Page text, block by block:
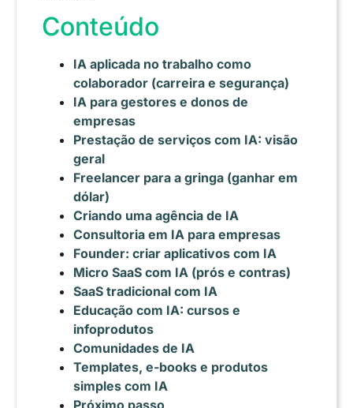
Conteúdo
IA aplicada no trabalho como
colaborador (carreira e segurança)
IA para gestores e donos de
empresas
Prestação de serviços com IA: visão
geral
Freelancer para a gringa (ganhar em
dólar)
Criando uma agência de IA
Consultoria em IA para empresas
Founder: criar aplicativos com IA
Micro SaaS com IA (prós e contras)
SaaS tradicional com IA
Educação com IA: cursos e
infoprodutos
Comunidades de IA
Templates, e-books e produtos
simples com IA